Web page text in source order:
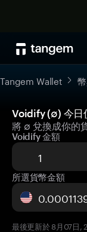
Tangem Wallet
Voidify (∅) 今日
將 ∅ 兌換成你的
Voidify 金額
所選貨幣金額
最後更新於 8月07日,